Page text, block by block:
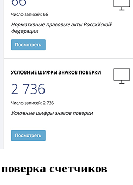
счетчиков